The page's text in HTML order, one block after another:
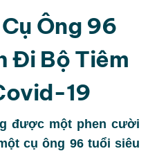
Ông 96
Đi Bộ Tiêm
19
được một phen cười
cụ ông 96 tuổi siêu